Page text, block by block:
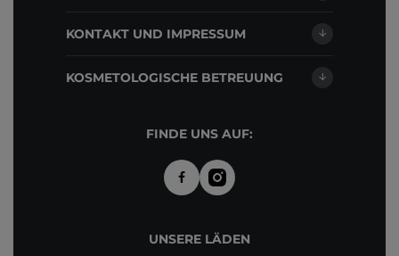
KONTAKT UND IMPRESSUM
KOSMETOLOGISCHE BETREUUNG
FINDE UNS AUF:
UNSERE LÄDEN